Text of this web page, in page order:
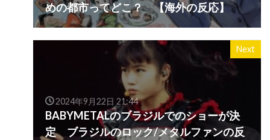
めの都市ってどこ？ 【海外の反応】
Next
2024年9月22日 21:44
BABYMETALのブラジルでのショーが決
定 ブラジルのロック/メタルファンの反